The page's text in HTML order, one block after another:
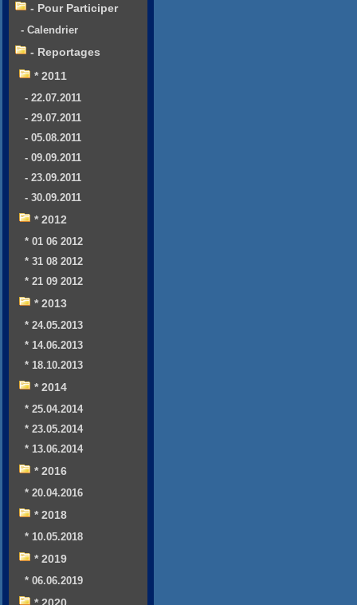
- Pour Participer
- Calendrier
- Reportages
* 2011
- 22.07.2011
- 29.07.2011
- 05.08.2011
- 09.09.2011
- 23.09.2011
- 30.09.2011
* 2012
* 01 06 2012
* 31 08 2012
* 21 09 2012
* 2013
* 24.05.2013
* 14.06.2013
* 18.10.2013
* 2014
* 25.04.2014
* 23.05.2014
* 13.06.2014
* 2016
* 20.04.2016
* 2018
* 10.05.2018
* 2019
* 06.06.2019